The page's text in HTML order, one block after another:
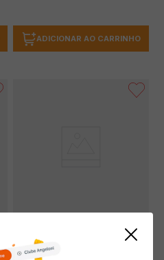
ADICIONAR AO CARRINHO
Torrada MARILAN Lev Integral
Peito de Peru Pacote 110g